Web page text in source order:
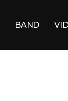
BAND